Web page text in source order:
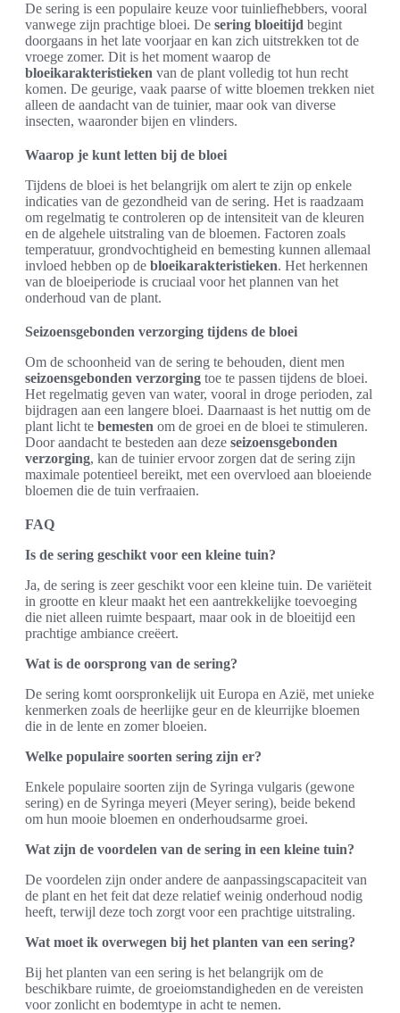
De sering is een populaire keuze voor tuinliefhebbers, vooral
vanwege zijn prachtige bloei. De sering bloeitijd begint
doorgaans in het late voorjaar en kan zich uitstrekken tot de
vroege zomer. Dit is het moment waarop de
bloeikarakteristieken van de plant volledig tot hun recht
komen. De geurige, vaak paarse of witte bloemen trekken niet
alleen de aandacht van de tuinier, maar ook van diverse
insecten, waaronder bijen en vlinders.
Waarop je kunt letten bij de bloei
Tijdens de bloei is het belangrijk om alert te zijn op enkele
indicaties van de gezondheid van de sering. Het is raadzaam
om regelmatig te controleren op de intensiteit van de kleuren
en de algehele uitstraling van de bloemen. Factoren zoals
temperatuur, grondvochtigheid en bemesting kunnen allemaal
invloed hebben op de bloeikarakteristieken. Het herkennen
van de bloeiperiode is cruciaal voor het plannen van het
onderhoud van de plant.
Seizoensgebonden verzorging tijdens de bloei
Om de schoonheid van de sering te behouden, dient men
seizoensgebonden verzorging toe te passen tijdens de bloei.
Het regelmatig geven van water, vooral in droge perioden, zal
bijdragen aan een langere bloei. Daarnaast is het nuttig om de
plant licht te bemesten om de groei en de bloei te stimuleren.
Door aandacht te besteden aan deze seizoensgebonden
verzorging, kan de tuinier ervoor zorgen dat de sering zijn
maximale potentieel bereikt, met een overvloed aan bloeiende
bloemen die de tuin verfraaien.
FAQ
Is de sering geschikt voor een kleine tuin?
Ja, de sering is zeer geschikt voor een kleine tuin. De variëteit
in grootte en kleur maakt het een aantrekkelijke toevoeging
die niet alleen ruimte bespaart, maar ook in de bloeitijd een
prachtige ambiance creëert.
Wat is de oorsprong van de sering?
De sering komt oorspronkelijk uit Europa en Azië, met unieke
kenmerken zoals de heerlijke geur en de kleurrijke bloemen
die in de lente en zomer bloeien.
Welke populaire soorten sering zijn er?
Enkele populaire soorten zijn de Syringa vulgaris (gewone
sering) en de Syringa meyeri (Meyer sering), beide bekend
om hun mooie bloemen en onderhoudsarme groei.
Wat zijn de voordelen van de sering in een kleine tuin?
De voordelen zijn onder andere de aanpassingscapaciteit van
de plant en het feit dat deze relatief weinig onderhoud nodig
heeft, terwijl deze toch zorgt voor een prachtige uitstraling.
Wat moet ik overwegen bij het planten van een sering?
Bij het planten van een sering is het belangrijk om de
beschikbare ruimte, de groeiomstandigheden en de vereisten
voor zonlicht en bodemtype in acht te nemen.